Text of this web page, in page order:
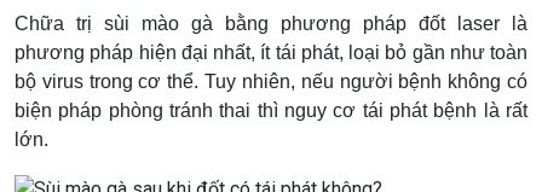
Chữa trị sùi mào gà bằng phương pháp đốt laser là
phương pháp hiện đại nhất, ít tái phát, loại bỏ gần như toàn
bộ virus trong cơ thể. Tuy nhiên, nếu người bệnh không có
biện pháp phòng tránh thai thì nguy cơ tái phát bệnh là rất
lớn.